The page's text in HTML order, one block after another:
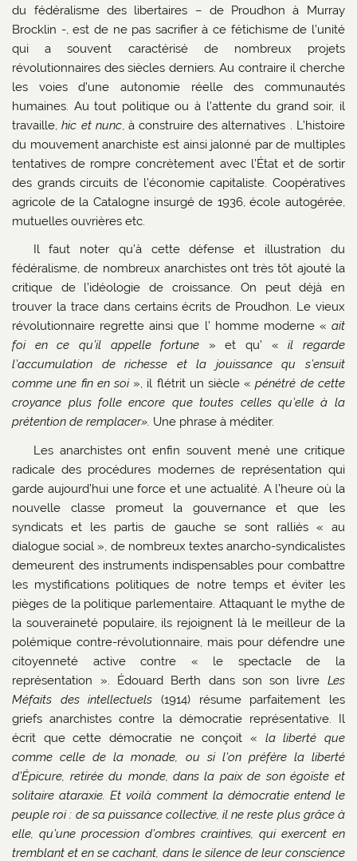
du fédéralisme des libertaires – de Proudhon à Murray
Brocklin -, est de ne pas sacrifier à ce fétichisme de l’unité
qui a souvent caractérisé de nombreux projets
révolutionnaires des siècles derniers. Au contraire il cherche
les voies d’une autonomie réelle des communautés
humaines. Au tout politique ou à l’attente du grand soir, il
travaille,hic et nunc, à construire des alternatives . L’histoire
du mouvement anarchiste est ainsi jalonné par de multiples
tentatives de rompre concrètement avec l’État et de sortir
des grands circuits de l’économie capitaliste. Coopératives
agricole de la Catalogne insurgé de 1936, école autogérée,
mutuelles ouvrières etc.
Il faut noter qu’à cette défense et illustration du
fédéralisme, de nombreux anarchistes ont très tôt ajouté la
critique de l’idéologie de croissance. On peut déjà en
trouver la trace dans certains écrits de Proudhon. Le vieux
révolutionnaire regrette ainsi que l’ homme moderne « ait
foi en ce qu’il appelle fortune » et qu’ «il regarde
l’accumulation de richesse et la jouissance qu s’ensuit
comme une fin en soi», il flétrit un siècle «pénétré de cette
croyance plus folle encore que toutes celles qu’elle à la
prétention de remplacer». Une phrase à méditer.
Les anarchistes ont enfin souvent mené une critique
radicale des procédures modernes de représentation qui
garde aujourd’hui une force et une actualité. A l’heure où la
nouvelle classe promeut la gouvernance et que les
syndicats et les partis de gauche se sont ralliés « au
dialogue social », de nombreux textes anarcho-syndicalistes
demeurent des instruments indispensables pour combattre
les mystifications politiques de notre temps et éviter les
pièges de la politique parlementaire. Attaquant le mythe de
la souveraineté populaire, ils rejoignent là le meilleur de la
polémique contre-révolutionnaire, mais pour défendre une
citoyenneté active contre « le spectacle de la
représentation ». Édouard Berth dans son son livre Les
Méfaits des intellectuels (1914) résume parfaitement les
griefs anarchistes contre la démocratie représentative. Il
écrit que cette démocratie ne conçoit « la liberté que
comme celle de la monade, ou si l’on préfère la liberté
d’Épicure, retirée du monde, dans la paix de son égoïste et
solitaire ataraxie. Et voilà comment la démocratie entend le
peuple roi : de sa puissance collective, il ne reste plus grâce à
elle, qu’une procession d’ombres craintives, qui exercent en
tremblant et en se cachant, dans le silence de leur conscience